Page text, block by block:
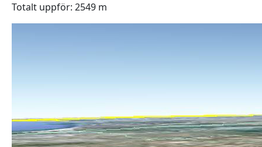
Totalt uppför: 2549 m